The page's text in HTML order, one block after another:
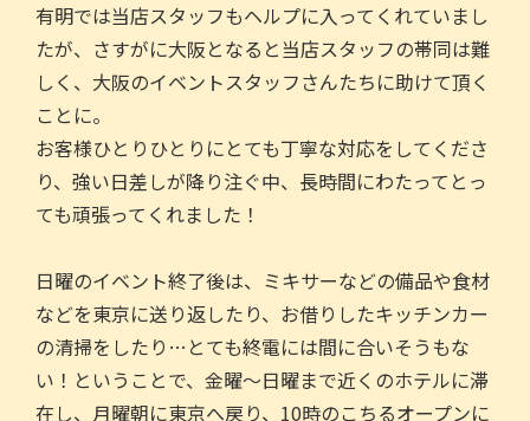
有明では当店スタッフもヘルプに入ってくれていまし
たが、さすがに大阪となると当店スタッフの帯同は難
しく、大阪のイベントスタッフさんたちに助けて頂く
ことに。
お客様ひとりひとりにとても丁寧な対応をしてくださ
り、強い日差しが降り注ぐ中、長時間にわたってとっ
ても頑張ってくれました！
日曜のイベント終了後は、ミキサーなどの備品や食材
などを東京に送り返したり、お借りしたキッチンカー
の清掃をしたり…とても終電には間に合いそうもな
い！ということで、金曜～日曜まで近くのホテルに滞
在し、月曜朝に東京へ戻り、10時のこちるオープンに